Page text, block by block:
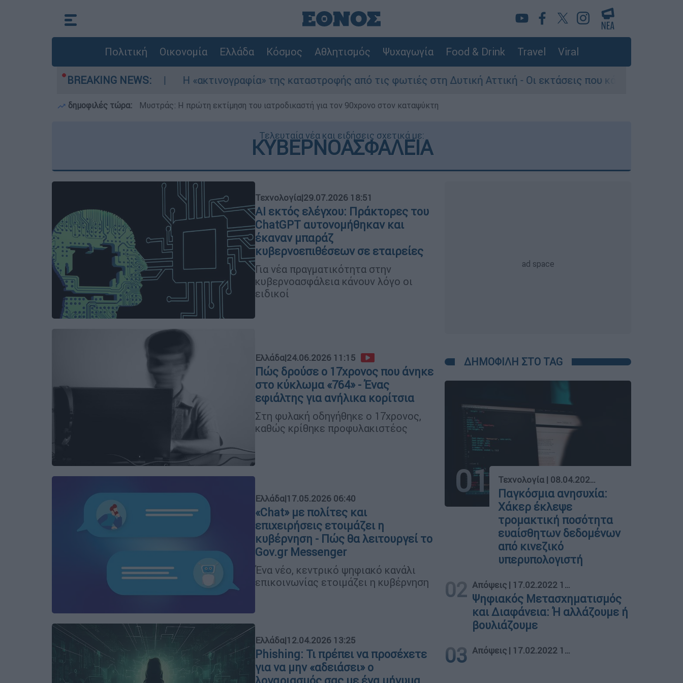
Πολιτική Οικονομία Ελλάδα Κόσμος Αθλητισμός Ψυχαγωγία Food & Drink Travel Viral
BREAKING NEWS:
αεροσκάφη Η «ακτινογραφία» της καταστροφής από τις φωτιές στη Δυτική Αττική - Οι εκτάσεις που κάηκαν και η επόμενη μέρα
δημοφιλές τώρα: Μυστράς: Η πρώτη εκτίμηση του ιατροδικαστή για τον 90χρονο στον καταψύκτη
Τελευταία νέα και ειδήσεις σχετικά με:
ΚΥΒΕΡΝΟΑΣΦΑΛΕΙΑ
Τεχνολογία|29.07.2026 18:51
AI εκτός ελέγχου: Πράκτορες του
ChatGPT αυτονομήθηκαν και
έκαναν μπαράζ
κυβερνοεπιθέσεων σε εταιρείες
Για νέα πραγματικότητα στην
κυβερνοασφάλεια κάνουν λόγο οι
ειδικοί
Ελλάδα|24.06.2026 11:15
Πώς δρούσε ο 17χρονος που άνηκε
στο κύκλωμα «764» - Ένας
εφιάλτης για ανήλικα κορίτσια
Στη φυλακή οδηγήθηκε ο 17χρονος,
καθώς κρίθηκε προφυλακιστέος
Ελλάδα|17.05.2026 06:40
«Chat» με πολίτες και
επιχειρήσεις ετοιμάζει η
κυβέρνηση - Πώς θα λειτουργεί το
Gov.gr Messenger
Ένα νέο, κεντρικό ψηφιακό κανάλι
επικοινωνίας ετοιμάζει η κυβέρνηση
Ελλάδα|12.04.2026 13:25
Phishing: Τι πρέπει να προσέχετε
για να μην «αδειάσει» ο
ΔΗΜΟΦΙΛΗ ΣΤΟ TAG
01 Τεχνολογία | 08.04.2026 16:19
Παγκόσμια ανησυχία:
Χάκερ έκλεψε
τρομακτική ποσότητα
ευαίσθητων δεδομένων
από κινεζικό
υπερυπολογιστή
02 Απόψεις | 17.02.2022 10:00
Ψηφιακός Μετασχηματισμός
και Διαφάνεια: Ή αλλάζουμε ή
βουλιάζουμε
03 Απόψεις | 17.02.2022 10:00